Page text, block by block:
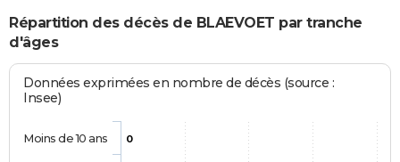
Répartition des décès de BLAEVOET par tranche
d'âges
Données exprimées en nombre de décès (source :
Insee)
0
Moins de 10 ans